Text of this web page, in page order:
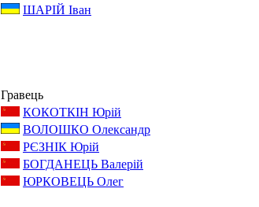
ШАРІЙ Іван
Гравець
КОКОТКІН Юрій
ВОЛОШКО Олександр
РЄЗНІК Юрій
БОГДАНЕЦЬ Валерій
ЮРКОВЕЦЬ Олег